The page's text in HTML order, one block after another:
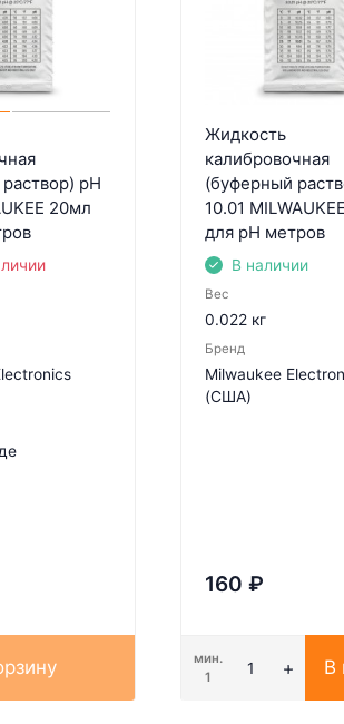
pH
20мл
Жидкость
калибровочная
(буферный
10.01
для pH метров
В наличии
Вес
0.022 кг
Бренд
Milwaukee
(США)
160 ₽
мин.
1
В